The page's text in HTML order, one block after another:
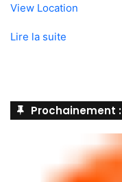
View Location
Lire la suite
Prochainement :